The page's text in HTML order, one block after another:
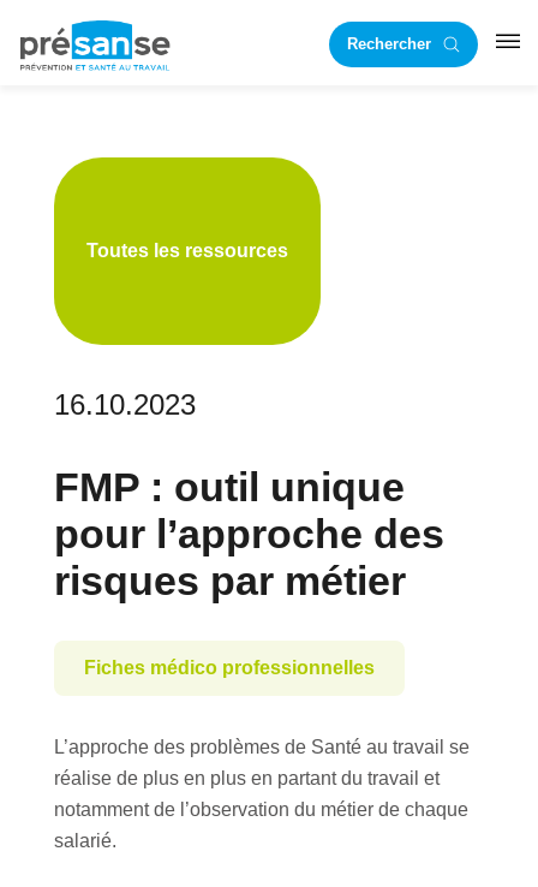
principale
RechercherRST
Toutes les ressources
16.10.2023
FMP : outil unique
pour l’approche des
risques par métier
Fiches médico professionnelles
L’approche des problèmes de Santé au travail se
réalise de plus en plus en partant du travail et
notamment de l’observation du métier de chaque
salarié.